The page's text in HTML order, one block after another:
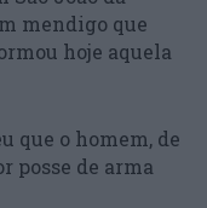
mendigo que
hoje aquela
que o homem, de
posse de arma